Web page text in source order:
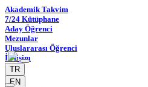
Akademik Takvim
7/24 Kütüphane
Aday Öğrenci
Mezunlar
Uluslararası Öğrenci
İletişim
TR
EN